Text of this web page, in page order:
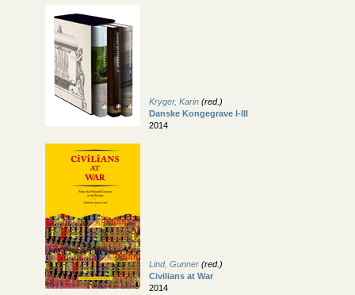
Kryger, Karin (red.)
Danske Kongegrave I-III
2014
Lind, Gunner (red.)
Civilians at War
2014